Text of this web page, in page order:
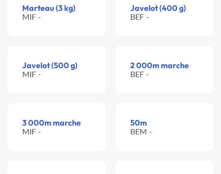
Marteau (3 kg)
MIF -
Javelot (400 g)
BEF -
Javelot (500 g)
MIF -
2 000m marche
BEF -
3 000m marche
MIF -
50m
BEM -